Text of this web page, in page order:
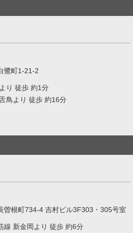
鷺町1-21-2
り 徒歩 約1分
鳥より 徒歩 約16分
曽根町734-4 吉村ビル3F303・305号室
線 新金岡より 徒歩 約6分